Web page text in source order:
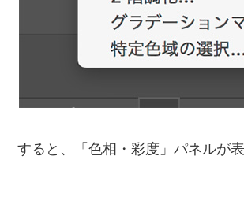
すると、「色相・彩度」パネルが表